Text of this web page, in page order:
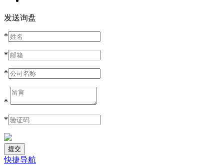
发送询盘
*
*
*
*
*
快捷导航